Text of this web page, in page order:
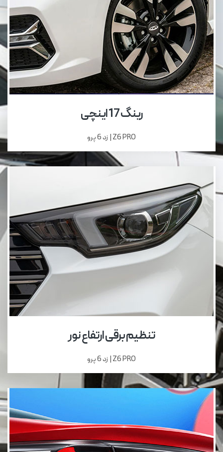
رینگ 17 اینچی
Z6 PRO | زد 6 پرو
تنظیم برقی ارتفاع نور
Z6 PRO | زد 6 پرو